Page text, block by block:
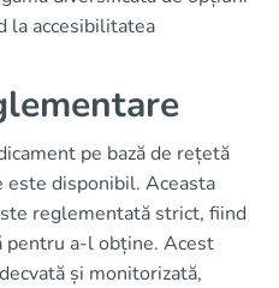
la accesibilitatea
pe bază de rețetă
este disponibil. Aceasta
reglementată strict, fiind
pentru a-l obține. Acest
și monitorizată,